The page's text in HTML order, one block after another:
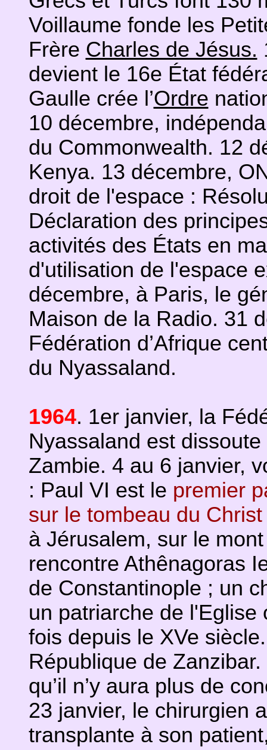
Voillaume fonde les
Frère Charles de Jésus.
devient le 16e État
Gaulle crée l’Ordre
10 décembre,
du Commonwealth. 12
Kenya. 13 décembre,
droit de l'espace :
Déclaration des
activités des États en
d'utilisation de l'espace
décembre, à Paris, le
Maison de la Radio. 31
Fédération d’Afrique
du Nyassaland.
1964. 1er janvier, la
Nyassaland est
Zambie. 4 au 6 janvier,
: Paul VI est le premier
sur le tombeau du
à Jérusalem, sur le
rencontre Athênagoras
de Constantinople ; un
un patriarche de
fois depuis le XVe
République de
qu’il n’y aura plus de
23 janvier, le chirurgien
transplante à son